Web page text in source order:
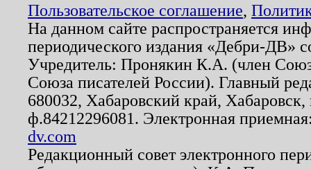
Пользовательское соглашение,
На данном сайте распространяется
периодического издания «Дебри-ДВ»
Учредитель: Пронякин К.А. (член
Союза писателей России). Главный
680032, Хабаровский край,
ф.84212296081. Электронная
dv.com
Редакционный совет электронного